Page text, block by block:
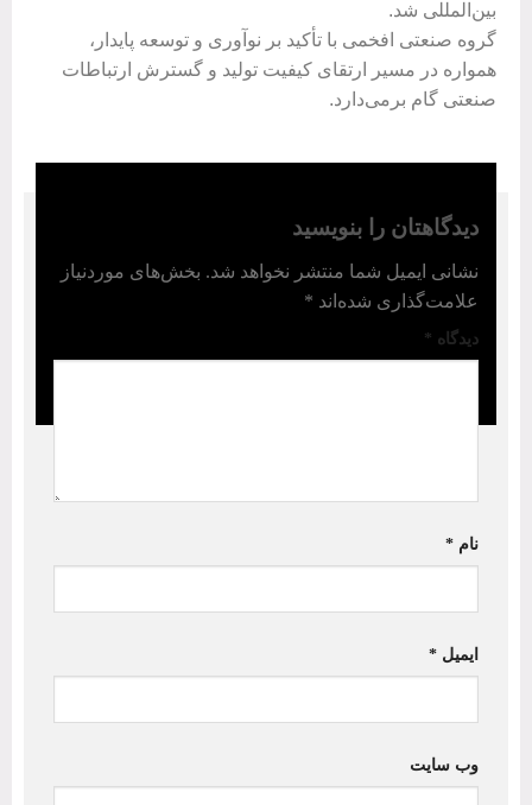
بین‌المللی شد.
گروه صنعتی افخمی با تأکید بر نوآوری و توسعه پایدار،
همواره در مسیر ارتقای کیفیت تولید و گسترش ارتباطات
صنعتی گام برمی‌دارد.
دیدگاهتان را بنویسید
نشانی ایمیل شما منتشر نخواهد شد. بخش‌های موردنیاز
علامت‌گذاری شده‌اند *
دیدگاه *
نام *
ایمیل *
وب‌ سایت